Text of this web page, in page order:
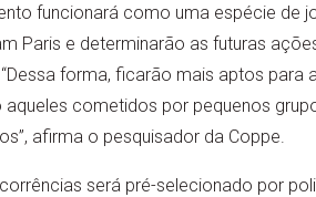
funcionará como uma espécie de
Paris e determinarão as futuras
forma, ficarão mais aptos para
cometidos por pequenos
afirma o pesquisador da Coppe.
será pré-selecionado por